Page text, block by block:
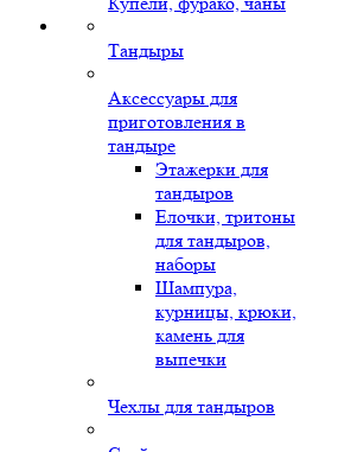
Тандыры
Аксессуары для
приготовления в
тандыре
Этажерки для
тандыров
Елочки, тритоны
для тандыров,
наборы
Шампура,
курницы, крюки,
камень для
выпечки
Чехлы для тандыров